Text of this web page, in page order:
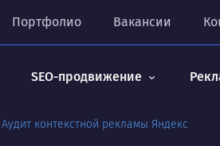
Портфолио Вакансии
SEO-продвижение
Аудит контекстной рекламы Яндекс